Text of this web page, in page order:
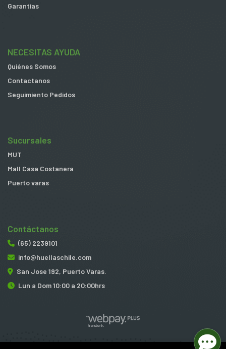
Garantias
NECESITAS AYUDA
Quiénes Somos
Contactanos
Seguimiento Pedidos
Sucursales
MUT
Mall Casa Costanera
Puerto varas
Contáctanos
(65) 2239101
info@huellaschile.com
San Jose 192, Puerto Varas.
Lun a Dom 10:00 a 20:00hrs